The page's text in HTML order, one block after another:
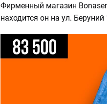
Фирменный магазин
находится он на ул.